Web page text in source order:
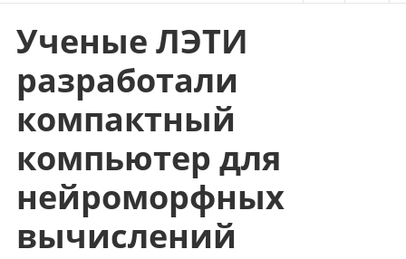
Перейти
содержимому
Ученые ЛЭТИ
разработали
компактный
компьютер для
нейроморфных
вычислений